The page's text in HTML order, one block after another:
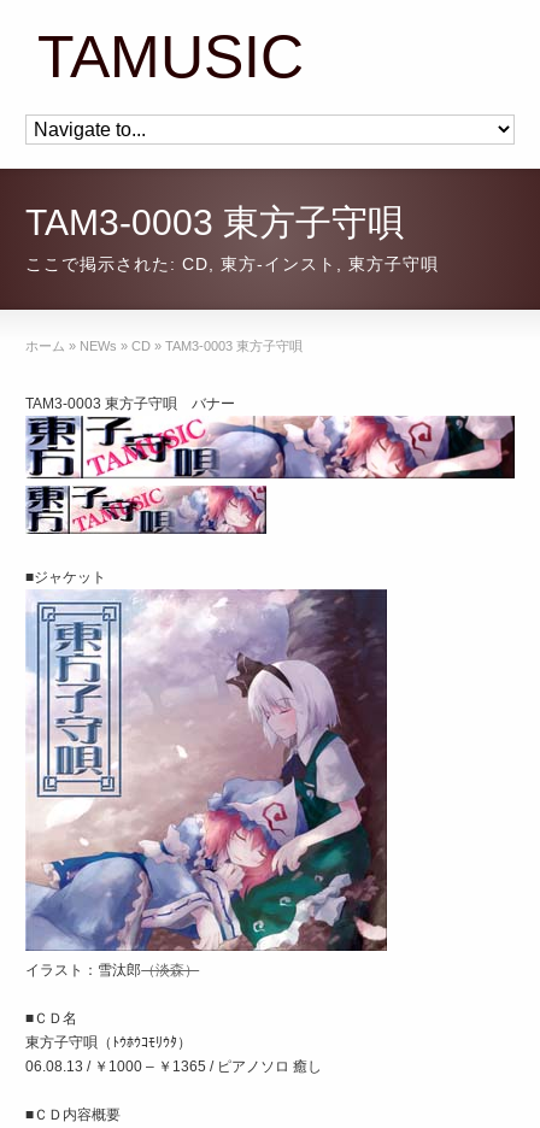
TAMUSIC
TAM3-0003 東方子守唄
ここで掲示された:CD ,東方-インスト ,東方子守唄
ホーム » NEWs » CD » TAM3-0003 東方子守唄
TAM3-0003 東方子守唄 バナー
■ジャケット
イラスト：雪汰郎（淡森）
■ＣＤ名
東方子守唄（ﾄｳﾎｳｺﾓﾘｳﾀ）
06.08.13 / ￥1000 – ￥1365 / ピアノソロ 癒し
■ＣＤ内容概要